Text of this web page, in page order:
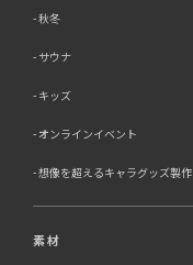
秋冬
サウナ
キッズ
オンラインイベント
想像を超えるキャラグッズ製作
素材